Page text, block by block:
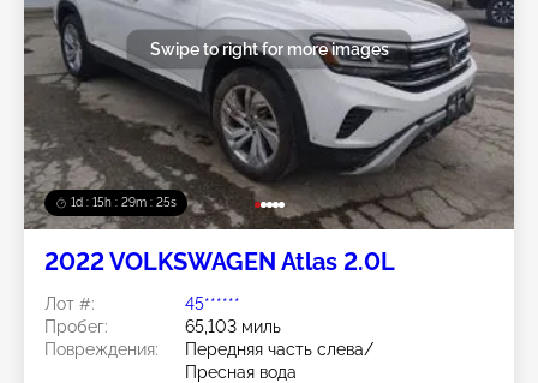
1d : 15h : 29m : 22s
Swipe to right for more images
2022 VOLKSWAGEN Atlas 2.0L
Лот #:
45******
Пробег:
65,103 миль
Повреждения:
Передняя часть слева/
Пресная вода